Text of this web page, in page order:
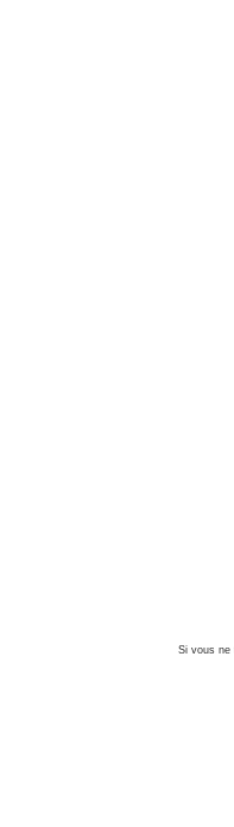
Si vous ne